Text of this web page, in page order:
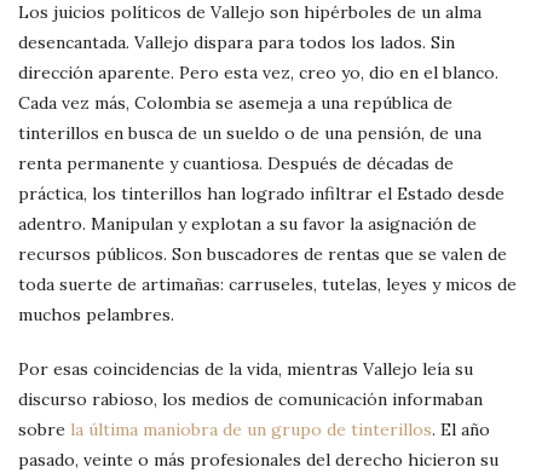
Los juicios políticos de Vallejo son hipérboles de un alma
desencantada. Vallejo dispara para todos los lados. Sin
dirección aparente. Pero esta vez, creo yo, dio en el blanco.
Cada vez más, Colombia se asemeja a una república de
tinterillos en busca de un sueldo o de una pensión, de una
renta permanente y cuantiosa. Después de décadas de
práctica, los tinterillos han logrado infiltrar el Estado desde
adentro. Manipulan y explotan a su favor la asignación de
recursos públicos. Son buscadores de rentas que se valen de
toda suerte de artimañas: carruseles, tutelas, leyes y micos de
muchos pelambres.
Por esas coincidencias de la vida, mientras Vallejo leía su
discurso rabioso, los medios de comunicación informaban
sobre la última maniobra de un grupo de tinterillos. El año
pasado, veinte o más profesionales del derecho hicieron su